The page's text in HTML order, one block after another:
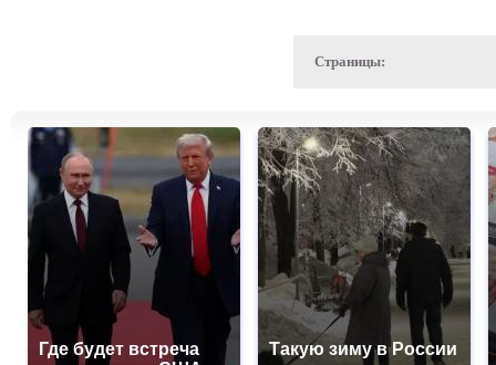
Страницы:
Где будет встреча
Такую зиму в России